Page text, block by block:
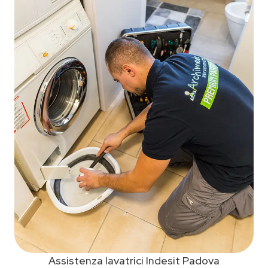
Assistenza lavatrici Indesit Padova